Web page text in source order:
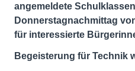
angemeldete
Donnerstagnachmittag
für interessierte
Begeisterung für Technik